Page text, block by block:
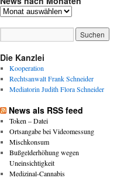
News
Die Kanzlei
Kooperation
Rechtsanwalt Frank Schneider
Mediatorin Judith Flora Schneider
News als RSS feed
Token – Datei
Ortsangabe bei Videomessung
Mischkonsum
Bußgelderhöhung wegen
Uneinsichtigkeit
Medizinal-Cannabis